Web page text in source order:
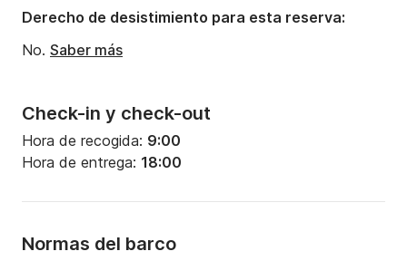
Potencia del motor:4000CV
Combustible: 400 L/h
Check-in y check-out
Hora de recogida: 9:00
Hora de entrega: 18:00
Normas del barco
Derecho de desistimiento para esta reserva:
No. Saber más